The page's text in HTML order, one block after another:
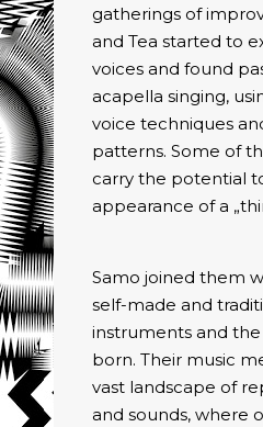
gatherings of
and Tea started to
voices and found
acapella singing,
voice techniques
patterns. Some of
carry the potential
appearance of a
Samo joined them
self-made and
instruments and the
born. Their music
vast landscape of
and sounds, where